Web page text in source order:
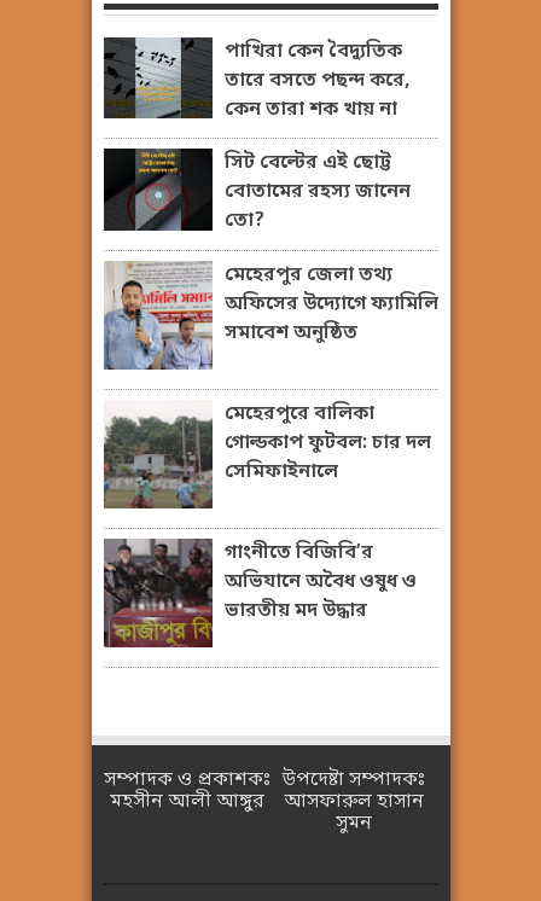
পাখিরা কেন বৈদ্যুতিক
তারে বসতে পছন্দ করে,
কেন তারা শক খায় না
সিট বেল্টের এই ছোট্ট
বোতামের রহস্য জানেন
তো?
মেহেরপুর জেলা তথ্য
অফিসের উদ্যোগে ফ্যামিলি
সমাবেশ অনুষ্ঠিত
মেহেরপুরে বালিকা
গোল্ডকাপ ফুটবল: চার দল
সেমিফাইনালে
গাংনীতে বিজিবি’র
অভিযানে অবৈধ ওষুধ ও
ভারতীয় মদ উদ্ধার
সম্পাদক ও প্রকাশকঃ
মহসীন আলী আঙ্গুর
উপদেষ্টা সম্পাদকঃ
আসফারুল হাসান
সুমন